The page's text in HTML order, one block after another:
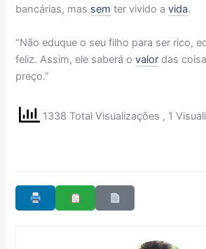
bancárias, mas sem ter vivido avida.
“Não eduque o seu filho para ser rico,
feliz. Assim, ele saberá ovalor das
preço.”
1338 Total Visualizações , 1